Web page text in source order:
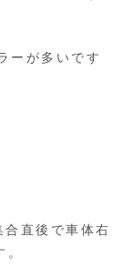
ーが多いです
直後で車体右